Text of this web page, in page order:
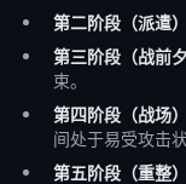
第二阶段（派遣）
第三阶段（战前夕
束。
第四阶段（战场）
间处于易受攻击
第五阶段（重整）